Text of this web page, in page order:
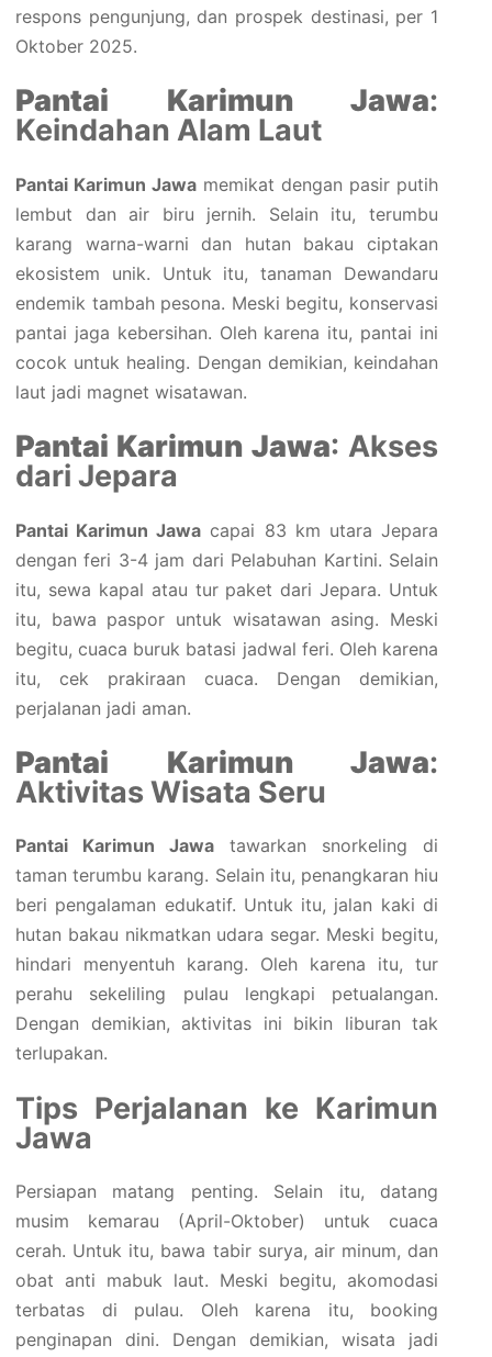
respons pengunjung, dan prospek destinasi, per 1
Oktober 2025.
Pantai Karimun Jawa:
Keindahan Alam Laut
Pantai Karimun Jawa memikat dengan pasir putih
lembut dan air biru jernih. Selain itu, terumbu
karang warna-warni dan hutan bakau ciptakan
ekosistem unik. Untuk itu, tanaman Dewandaru
endemik tambah pesona. Meski begitu, konservasi
pantai jaga kebersihan. Oleh karena itu, pantai ini
cocok untuk healing. Dengan demikian, keindahan
laut jadi magnet wisatawan.
Pantai Karimun Jawa: Akses
dari Jepara
Pantai Karimun Jawa capai 83 km utara Jepara
dengan feri 3-4 jam dari Pelabuhan Kartini. Selain
itu, sewa kapal atau tur paket dari Jepara. Untuk
itu, bawa paspor untuk wisatawan asing. Meski
begitu, cuaca buruk batasi jadwal feri. Oleh karena
itu, cek prakiraan cuaca. Dengan demikian,
perjalanan jadi aman.
Pantai Karimun Jawa:
Aktivitas Wisata Seru
Pantai Karimun Jawa tawarkan snorkeling di
taman terumbu karang. Selain itu, penangkaran hiu
beri pengalaman edukatif. Untuk itu, jalan kaki di
hutan bakau nikmatkan udara segar. Meski begitu,
hindari menyentuh karang. Oleh karena itu, tur
perahu sekeliling pulau lengkapi petualangan.
Dengan demikian, aktivitas ini bikin liburan tak
terlupakan.
Tips Perjalanan ke Karimun
Jawa
Persiapan matang penting. Selain itu, datang
musim kemarau (April-Oktober) untuk cuaca
cerah. Untuk itu, bawa tabir surya, air minum, dan
obat anti mabuk laut. Meski begitu, akomodasi
terbatas di pulau. Oleh karena itu, booking
penginapan dini. Dengan demikian, wisata jadi